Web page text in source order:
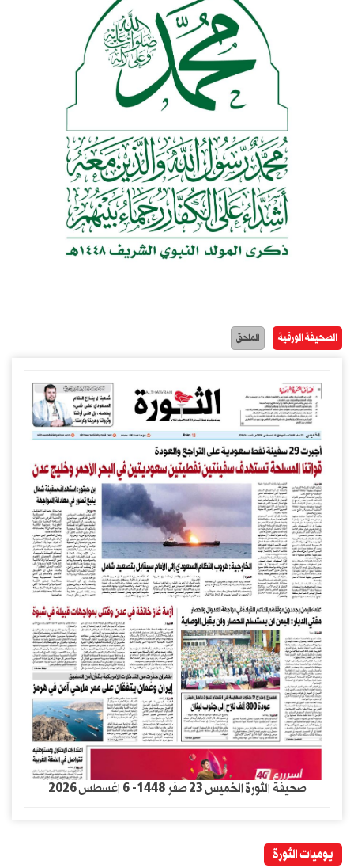
الصحيفة الورقية الملحق
صحيفة الثورة الخميس 23 صفر 1448- 6 اغسطس 2026
يوميات الثورة